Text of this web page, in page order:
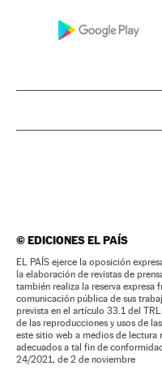
©EDICIONES EL PAÍS
EL PAÍS ejerce la oposición
la elaboración de revistas de
también realiza la reserva
comunicación pública de sus
prevista en el artículo 33.1 del
de las reproducciones y usos de
este sitio web a medios de lectura
adecuados a tal fin de
24/2021, de 2 de noviembre